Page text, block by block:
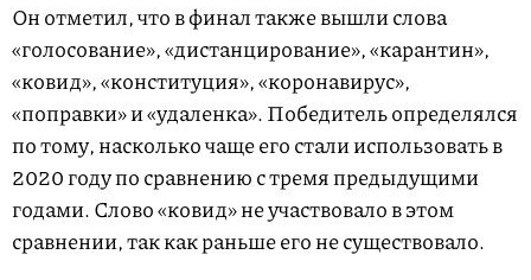
Он отметил, что в финал также вышли слова
«голосование», «дистанцирование», «карантин»,
«ковид», «конституция», «коронавирус»,
«поправки» и «удаленка». Победитель определялся
по тому, насколько чаще его стали использовать в
2020 году по сравнению с тремя предыдущими
годами. Слово «ковид» не участвовало в этом
сравнении, так как раньше его не существовало.